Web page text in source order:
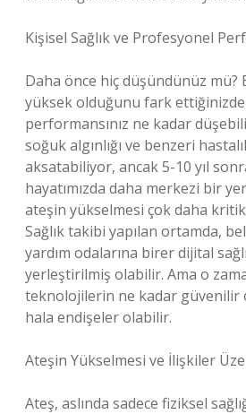
Kişisel Sağlık ve Profesyonel
Daha önce hiç düşündünüz mü?
yüksek olduğunu fark ettiğinizde,
performansınız ne kadar
soğuk algınlığı ve benzeri
aksatabiliyor, ancak 5-10 yıl
hayatımızda daha merkezi bir
ateşin yükselmesi çok daha
Sağlık takibi yapılan ortamda,
yardım odalarına birer dijital
yerleştirilmiş olabilir. Ama o
teknolojilerin ne kadar güvenilir
hala endişeler olabilir.
Ateşin Yükselmesi ve İlişkiler
Ateş, aslında sadece fiziksel